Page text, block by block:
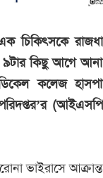
চিকিৎসকে
৯টার কিছু আগে
কলেজ
ভাইরাসে